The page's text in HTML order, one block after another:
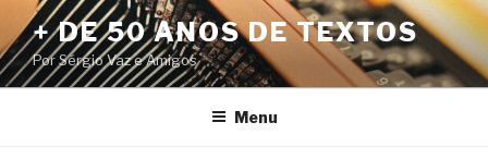
Pular
para
o
conteúdo
+ DE 50 ANOS DE TEXTOS
Por Sérgio Vaz e Amigos
Menu